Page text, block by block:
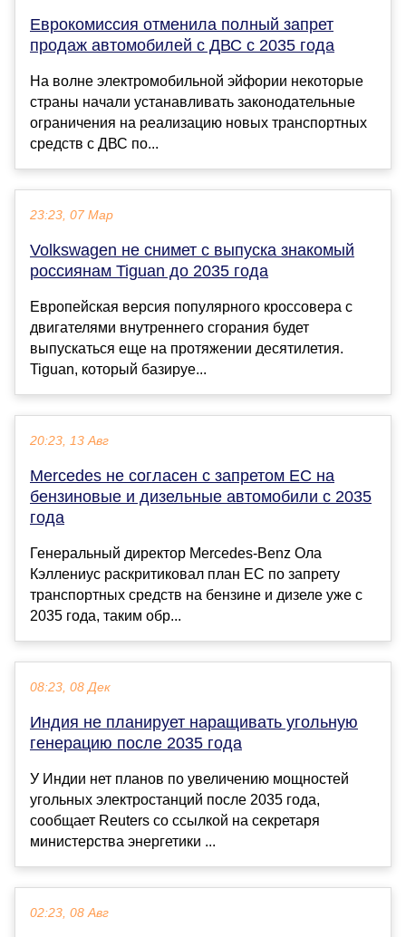
Еврокомиссия отменила полный запрет
продаж автомобилей с ДВС с 2035 года
На волне электромобильной эйфории некоторые
страны начали устанавливать законодательные
ограничения на реализацию новых транспортных
средств с ДВС по...
23:23, 07 Мар
Volkswagen не снимет с выпуска знакомый
россиянам Tiguan до 2035 года
Европейская версия популярного кроссовера с
двигателями внутреннего сгорания будет
выпускаться еще на протяжении десятилетия.
Tiguan, который базируе...
20:23, 13 Авг
Mercedes не согласен с запретом ЕС на
бензиновые и дизельные автомобили с 2035
года
Генеральный директор Mercedes-Benz Ола
Кэллениус раскритиковал план ЕС по запрету
транспортных средств на бензине и дизеле уже с
2035 года, таким обр...
08:23, 08 Дек
Индия не планирует наращивать угольную
генерацию после 2035 года
У Индии нет планов по увеличению мощностей
угольных электростанций после 2035 года,
сообщает Reuters со ссылкой на секретаря
министерства энергетики ...
02:23, 08 Авг